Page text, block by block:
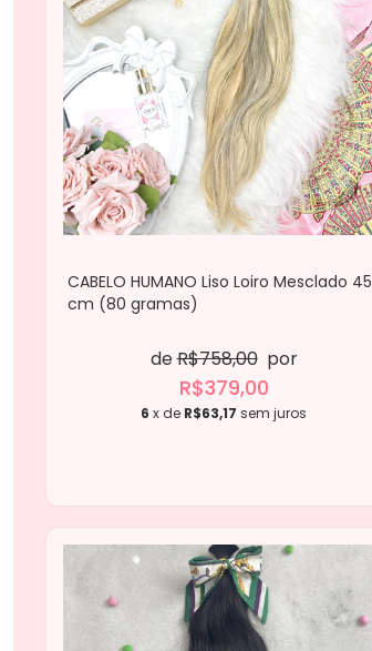
CABELO HUMANO Liso Loiro Mesclado 45
cm (80 gramas)
deR$758,00 por
R$379,00
6 x de R$63,17 sem juros